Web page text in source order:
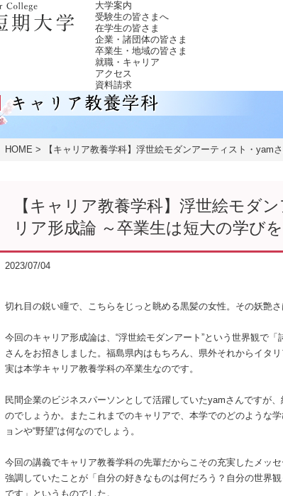
大学案内
受験生の皆さまへ
在学生の皆さま
企業・諸団体の皆さま
卒業生・地域の皆さま
就職・キャリア
アクセス
資料請求
HOME 【キャリア教養学科】浮世絵モダンアーティスト・yam
【キャリア教養学科】浮世絵モダ
リア形成論 ～卒業生は短大の学び
2023/07/04
切れ目の鋭い瞳で、こちらをじっと眺める黒髪の女性。その妖艶
今回のキャリア形成論は、“浮世絵モダンアート”という世界観で
さんをお招きしました。福島県内はもちろん、県外それからイタ
実は本学キャリア教養学科の卒業生なのです。
民間企業のビジネスパーソンとして活躍していたyamさんですが
のでしょうか。またこれまでのキャリアで、本学でのどのような
ョンや“野望”は何なのでしょう。
今回の講義でキャリア教養学科の先輩だからこその充実したメッ
強調していたことが「自分の好きなものは何だろう？自分の世界
です」というものでした。